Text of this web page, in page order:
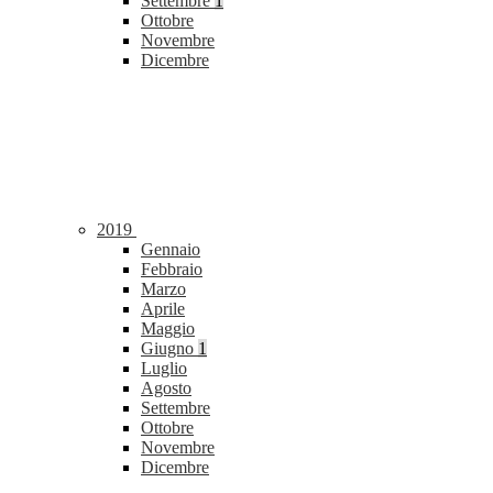
Ottobre
Novembre
Dicembre
2019
Gennaio
Febbraio
Marzo
Aprile
Maggio
Giugno 1
Luglio
Agosto
Settembre
Ottobre
Novembre
Dicembre